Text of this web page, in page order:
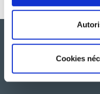
Cookies